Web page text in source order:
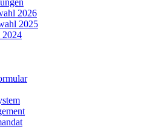
2026
2025
2024